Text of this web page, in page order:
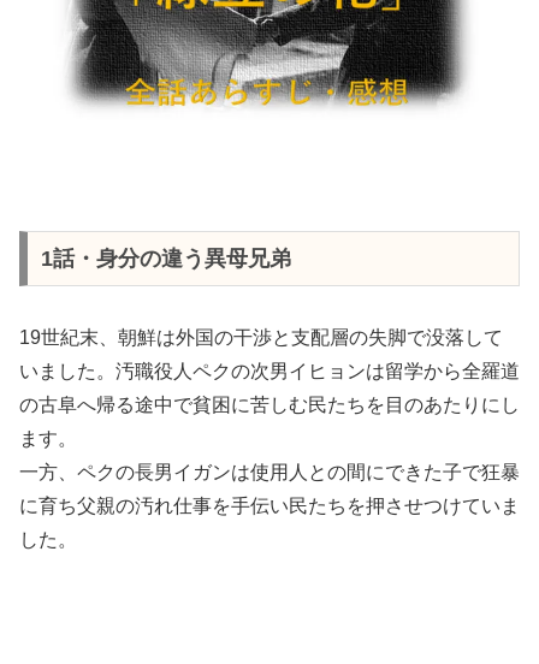
1話・身分の違う異母兄弟
19世紀末、朝鮮は外国の干渉と支配層の失脚で没落して
いました。汚職役人ペクの次男イヒョンは留学から全羅道
の古阜へ帰る途中で貧困に苦しむ民たちを目のあたりにし
ます。
一方、ペクの長男イガンは使用人との間にできた子で狂暴
に育ち父親の汚れ仕事を手伝い民たちを押させつけていま
した。